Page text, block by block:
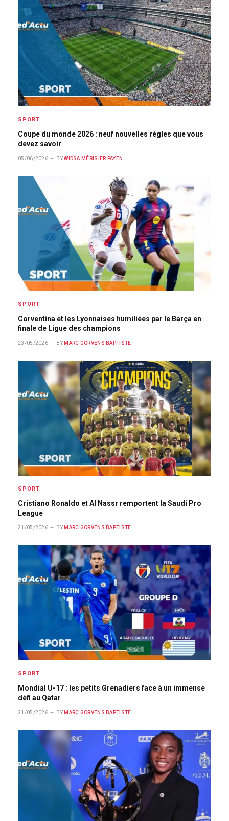
SPORT
Coupe du monde 2026 : neuf nouvelles règles que vous
devez savoir
05/06/2026 BY WIDSA MÉRISIER PAYEN
SPORT
Corventina et les Lyonnaises humiliées par le Barça en
finale de Ligue des champions
23/05/2026 BY MARC GORVENS BAPTISTE
SPORT
Cristiano Ronaldo et Al Nassr remportent la Saudi Pro
League
21/05/2026 BY MARC GORVENS BAPTISTE
SPORT
Mondial U-17 : les petits Grenadiers face à un immense
défi au Qatar
21/05/2026 BY MARC GORVENS BAPTISTE